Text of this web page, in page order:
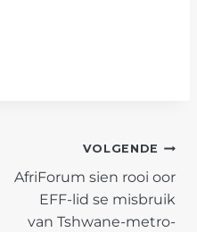
VOLGENDE
AfriForum sien rooi oor
EFF-lid se misbruik
van Tshwane-metro-